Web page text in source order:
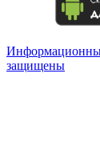
защищены